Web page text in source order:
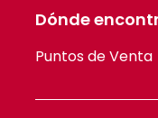
Dónde
Puntos de Venta